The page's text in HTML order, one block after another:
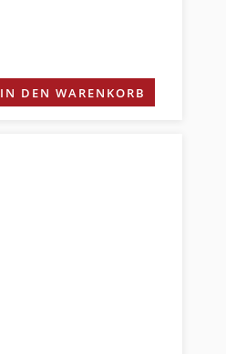
IN DEN WARENKORB